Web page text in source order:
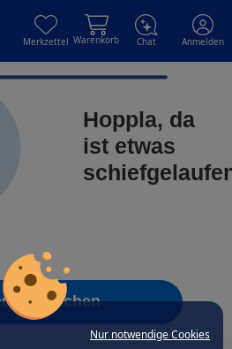
Nur notwendige Cookies
Merkzettel Warenkorb Chat Anmelden
Hoppla, da
ist etwas
versuchen